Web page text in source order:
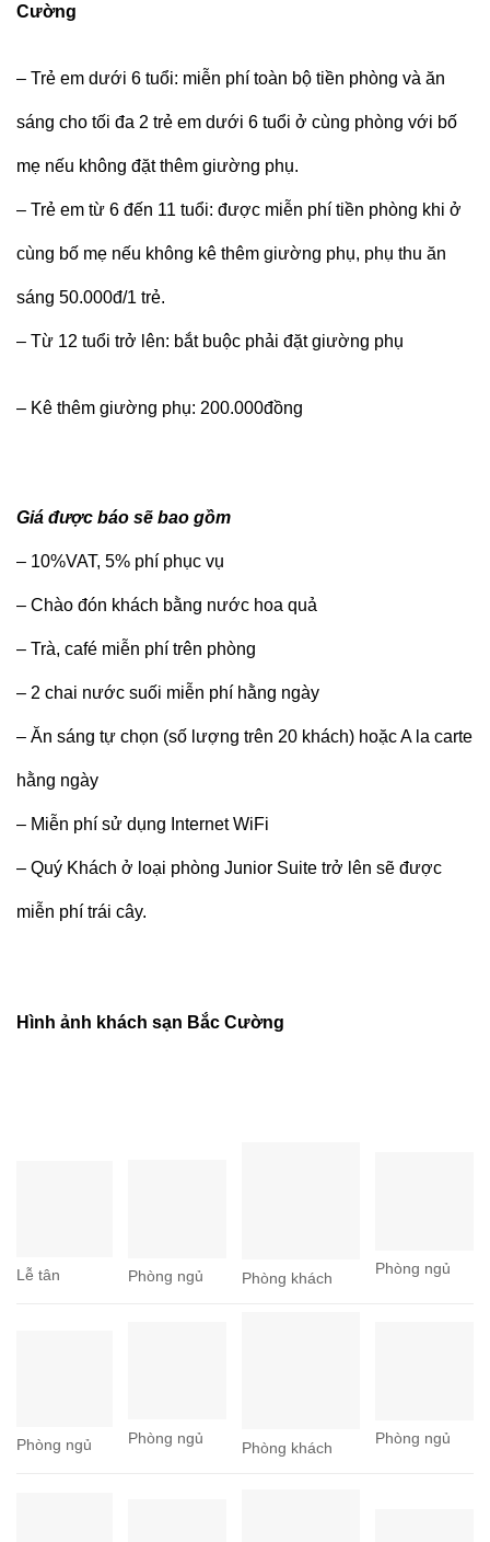
Cường
– Trẻ em dưới 6 tuổi: miễn phí toàn bộ tiền phòng và ăn
sáng cho tối đa 2 trẻ em dưới 6 tuổi ở cùng phòng với bố
mẹ nếu không đặt thêm giường phụ.
– Trẻ em từ 6 đến 11 tuổi: được miễn phí tiền phòng khi ở
cùng bố mẹ nếu không kê thêm giường phụ, phụ thu ăn
sáng 50.000đ/1 trẻ.
– Từ 12 tuổi trở lên: bắt buộc phải đặt giường phụ
– Kê thêm giường phụ: 200.000đồng
Giá được báo sẽ bao gồm
– 10%VAT, 5% phí phục vụ
– Chào đón khách bằng nước hoa quả
– Trà, café miễn phí trên phòng
– 2 chai nước suối miễn phí hằng ngày
– Ăn sáng tự chọn (số lượng trên 20 khách) hoặc A la carte
hằng ngày
– Miễn phí sử dụng Internet WiFi
– Quý Khách ở loại phòng Junior Suite trở lên sẽ được
miễn phí trái cây.
Hình ảnh khách sạn Bắc Cường
Lễ tân Phòng ngủ Phòng khách
Phòng ngủ
Phòng ngủ Phòng ngủ
Phòng khách
Phòng ngủ